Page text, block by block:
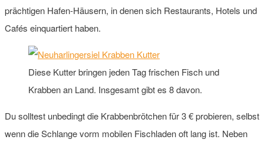
prächtigen Hafen-Häusern, in denen sich Restaurants, Hotels und
Cafés einquartiert haben.
Diese Kutter bringen jeden Tag frischen Fisch und
Krabben an Land. Insgesamt gibt es 8 davon.
Du solltest unbedingt die Krabbenbrötchen für 3 € probieren, selbst
wenn die Schlange vorm mobilen Fischladen oft lang ist. Neben